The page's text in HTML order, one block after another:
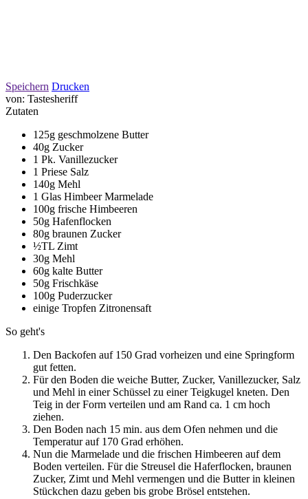
Speichern Drucken
von: Tastesheriff
Zutaten
125g geschmolzene Butter
40g Zucker
1 Pk. Vanillezucker
1 Priese Salz
140g Mehl
1 Glas Himbeer Marmelade
100g frische Himbeeren
50g Hafenflocken
80g braunen Zucker
½TL Zimt
30g Mehl
60g kalte Butter
50g Frischkäse
100g Puderzucker
einige Tropfen Zitronensaft
So geht's
Den Backofen auf 150 Grad vorheizen und eine Springform
gut fetten.
Für den Boden die weiche Butter, Zucker, Vanillezucker, Salz
und Mehl in einer Schüssel zu einer Teigkugel kneten. Den
Teig in der Form verteilen und am Rand ca. 1 cm hoch
ziehen.
Den Boden nach 15 min. aus dem Ofen nehmen und die
Temperatur auf 170 Grad erhöhen.
Nun die Marmelade und die frischen Himbeeren auf dem
Boden verteilen. Für die Streusel die Haferflocken, braunen
Zucker, Zimt und Mehl vermengen und die Butter in kleinen
Stückchen dazu geben bis grobe Brösel entstehen.